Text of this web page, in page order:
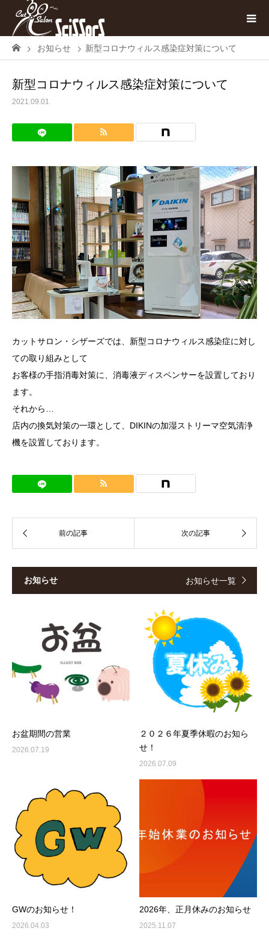
お知らせ 新型コロナウィルス感染症対策について
新型コロナウィルス感染症対策について
2021.09.01
カットサロン・シザーズでは、新型コロナウィルス感染症に対し
ての取り組みとして
お客様の手指消毒対策に、消毒液ディスペンサーを設置しており
ます。
それから…
店内の換気対策の一環として、DIKINの加湿ストリーマ空気清浄
機を設置しております。
お知らせ お知らせ一覧
お盆期間の営業
2026.07.19
２０２６年夏季休暇のお知ら
せ！
2026.07.09
GWのお知らせ！
2026.04.03
2026年、正月休みのお知らせ
2025.11.07